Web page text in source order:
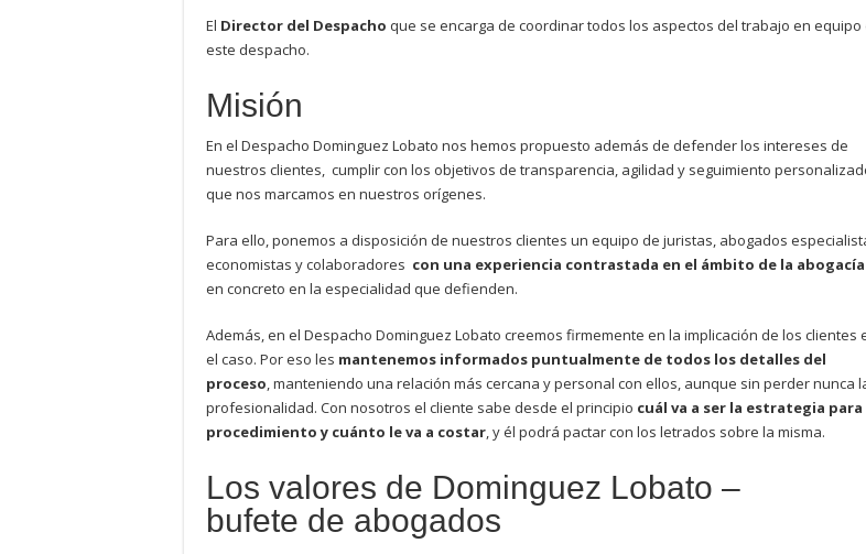
El Director del Despacho que se encarga de coordinar todos los aspectos del trabajo en equipo
este despacho.
Misión
En el Despacho Dominguez Lobato nos hemos propuesto además de defender los intereses de
nuestros clientes, cumplir con los objetivos de transparencia, agilidad y seguimiento
que nos marcamos en nuestros orígenes.
Para ello, ponemos a disposición de nuestros clientes un equipo de juristas, abogados
economistas y colaboradores con una experiencia contrastada en el ámbito de la abogacía
en concreto en la especialidad que defienden.
Además, en el Despacho Dominguez Lobato creemos firmemente en la implicación de los clientes
el caso. Por eso les mantenemos informados puntualmente de todos los detalles del
proceso, manteniendo una relación más cercana y personal con ellos, aunque sin perder nunca
profesionalidad. Con nosotros el cliente sabe desde el principio cuál va a ser la estrategia para
procedimiento y cuánto le va a costar, y él podrá pactar con los letrados sobre la misma.
Los valores de Dominguez Lobato –
bufete de abogados